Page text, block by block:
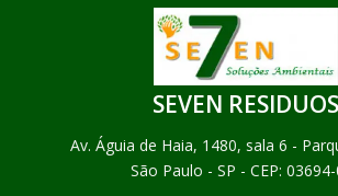
SEVEN RESIDUOS
Av. Águia de Haia, 1480, sala 6 -
São Paulo - SP - CEP: